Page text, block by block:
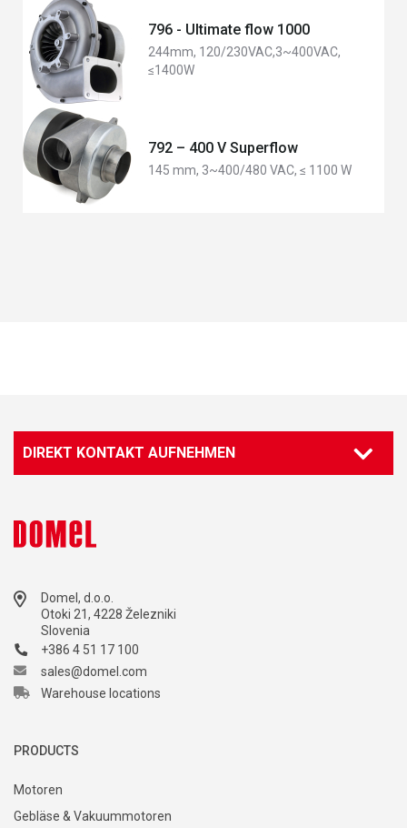
796 - Ultimate flow 1000
244mm, 120/230VAC,3~400VAC,
≤1400W
792 – 400 V Superflow
145 mm, 3~400/480 VAC, ≤ 1100 W
DIREKT KONTAKT AUFNEHMEN
Domel, d.o.o.
Otoki 21, 4228 Železniki
Slovenia
+386 4 51 17 100
sales@domel.com
Warehouse locations
PRODUCTS
Motoren
Gebläse & Vakuummotoren